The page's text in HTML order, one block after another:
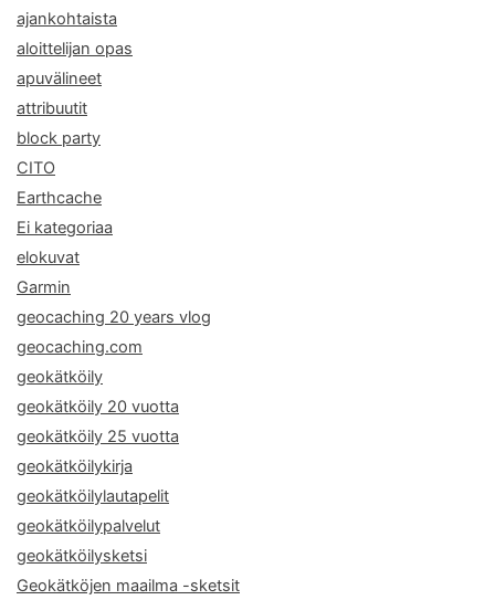
ajankohtaista
aloittelijan opas
apuvälineet
attribuutit
block party
CITO
Earthcache
Ei kategoriaa
elokuvat
Garmin
geocaching 20 years vlog
geocaching.com
geokätköily
geokätköily 20 vuotta
geokätköily 25 vuotta
geokätköilykirja
geokätköilylautapelit
geokätköilypalvelut
geokätköilysketsi
Geokätköjen maailma -sketsit